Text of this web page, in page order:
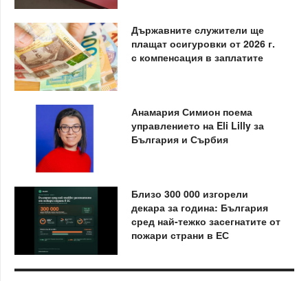
Държавните служители ще
плащат осигуровки от 2026 г.
с компенсация в заплатите
Анамария Симион поема
управлението на Eli Lilly за
България и Сърбия
Близо 300 000 изгорели
декара за година: България
сред най-тежко засегнатите от
пожари страни в ЕС